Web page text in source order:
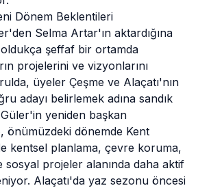
Dönem Beklentileri
Selma Artar'ın aktardığına
şeffaf bir ortamda
projelerini ve vizyonlarını
üyeler Çeşme ve Alaçatı'nın
adayı belirlemek adına sandık
yeniden başkan
önümüzdeki dönemde Kent
kentsel planlama, çevre koruma,
sosyal projeler alanında daha aktif
Alaçatı'da yaz sezonu öncesi